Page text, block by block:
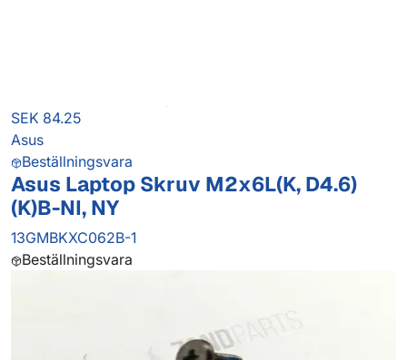
SEK 84.25
Asus
Beställningsvara
Asus Laptop Skruv M2x6L(K, D4.6)
(K)B-NI, NY
13GMBKXC062B-1
Beställningsvara